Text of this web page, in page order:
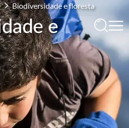
Biodiversidade e floresta
e